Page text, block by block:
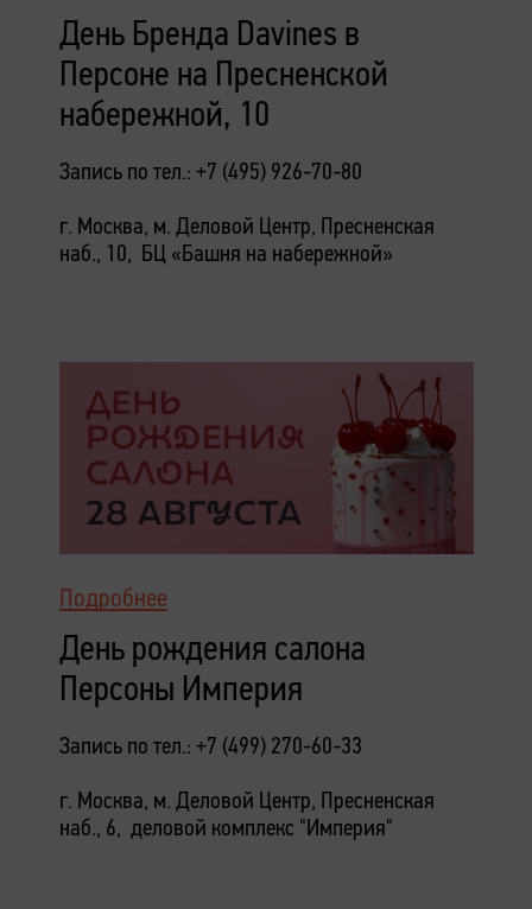
День Бренда Davines в
Персоне на Пресненской
набережной, 10
Запись по тел.: +7 (495) 926-70-80
г. Москва, м. Деловой Центр, Пресненская
наб., 10, БЦ «Башня на набережной»
Подробнее
День рождения салона
Персоны Империя
Запись по тел.: +7 (499) 270-60-33
г. Москва, м. Деловой Центр, Пресненская
наб., 6, деловой комплекс "Империя"